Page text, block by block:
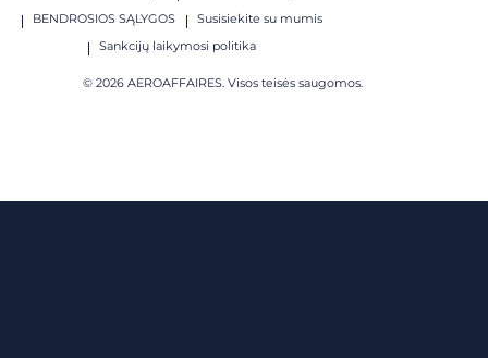
BENDROSIOS SĄLYGOS
Susisiekite su mumis
Sankcijų laikymosi politika
© 2026 AEROAFFAIRES. Visos teisės saugomos.